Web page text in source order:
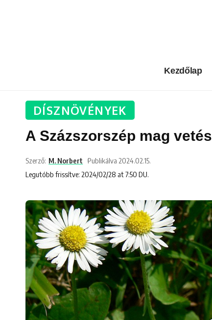
Kezdőlap
DÍSZNÖVÉNYEK
A Százszorszép mag
Legutóbb frissítve: 2024/02/28 at 7:50 DU.
Szerző: M. Norbert Publikálva 2024.02.15.